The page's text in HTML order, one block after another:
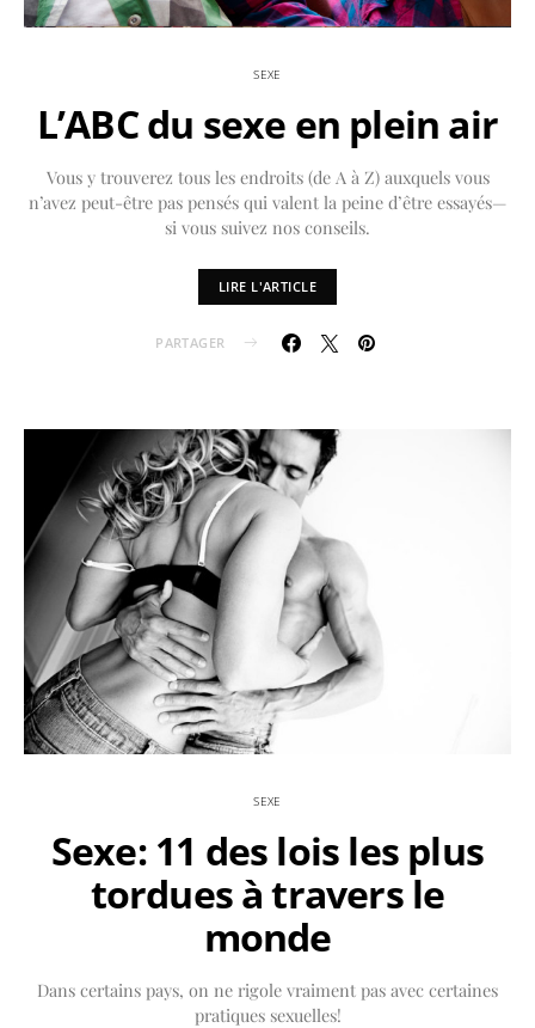
SEXE
L’ABC du sexe en plein air
Vous y trouverez tous les endroits (de A à Z) auxquels vous
n’avez peut-être pas pensés qui valent la peine d’être essayés—
si vous suivez nos conseils.
LIRE L'ARTICLE
PARTAGER
SEXE
Sexe: 11 des lois les plus
tordues à travers le
monde
Dans certains pays, on ne rigole vraiment pas avec certaines
pratiques sexuelles!